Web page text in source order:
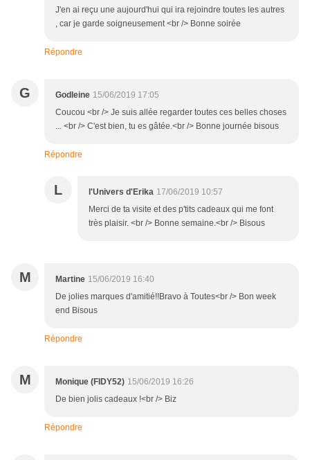
J'en ai reçu une aujourd'hui qui ira rejoindre toutes les autres
, car je garde soigneusement <br /> Bonne soirée
Répondre
G Godleine 15/06/2019 17:05
Coucou <br /> Je suis allée regarder toutes ces belles choses
... <br /> C'est bien, tu es gâtée.<br /> Bonne journée bisous
Répondre
L l'Univers d'Erika 17/06/2019 10:57
Merci de ta visite et des p'tits cadeaux qui me font
très plaisir. <br /> Bonne semaine.<br /> Bisous
M Martine 15/06/2019 16:40
De jolies marques d'amitié!!Bravo à Toutes<br /> Bon week
end Bisous
Répondre
M Monique (FIDY52) 15/06/2019 16:26
De bien jolis cadeaux !<br /> Biz
Répondre